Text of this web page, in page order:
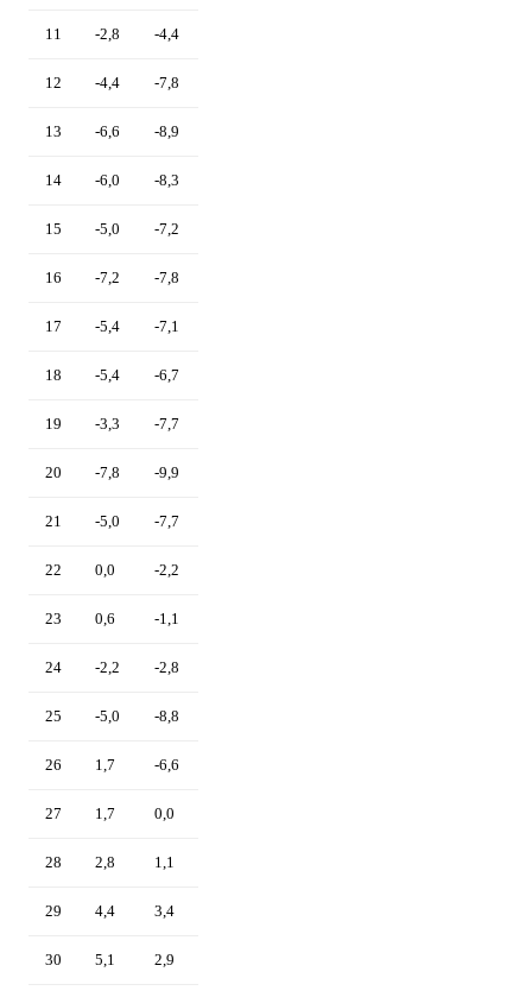
11 -2,8 -4,4
12 -4,4 -7,8
13 -6,6 -8,9
14 -6,0 -8,3
15 -5,0 -7,2
16 -7,2 -7,8
17 -5,4 -7,1
18 -5,4 -6,7
19 -3,3 -7,7
20 -7,8 -9,9
21 -5,0 -7,7
22 0,0 -2,2
23 0,6 -1,1
24 -2,2 -2,8
25 -5,0 -8,8
26 1,7 -6,6
27 1,7 0,0
28 2,8 1,1
29 4,4 3,4
30 5,1 2,9